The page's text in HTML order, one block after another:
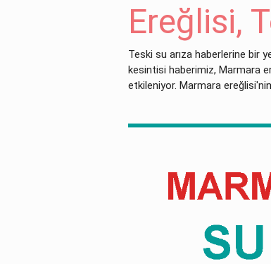
Ereğlisi,
Teski su arıza haberlerine bir
kesintisi haberimiz, Marmara
etkileniyor. Marmara